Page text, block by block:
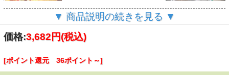
* モカブレンド、モカ、ブラジルのブレンドです。モカフレ
ーバーの香味と
酸味の特徴が永く愛されて半世紀古くて新しいコーヒーで
す。
▼ 商品説明の続きを見る ▼
価格:3,682円(税込)
[ポイント還元 36ポイント～]